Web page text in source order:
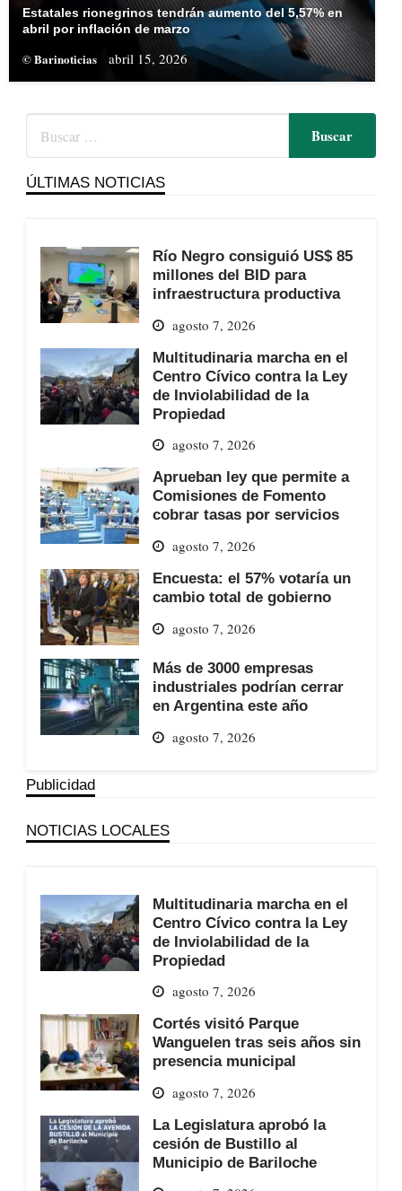
Estatales rionegrinos tendrán aumento del 5,57% en
abril por inflación de marzo
© Barinoticias abril 15, 2026
ÚLTIMAS NOTICIAS
Río Negro consiguió US$ 85
millones del BID para
infraestructura productiva
agosto 7, 2026
Multitudinaria marcha en el
Centro Cívico contra la Ley
de Inviolabilidad de la
Propiedad
agosto 7, 2026
Aprueban ley que permite a
Comisiones de Fomento
cobrar tasas por servicios
agosto 7, 2026
Encuesta: el 57% votaría un
cambio total de gobierno
agosto 7, 2026
Más de 3000 empresas
industriales podrían cerrar
en Argentina este año
agosto 7, 2026
Publicidad
NOTICIAS LOCALES
Multitudinaria marcha en el
Centro Cívico contra la Ley
de Inviolabilidad de la
Propiedad
agosto 7, 2026
Cortés visitó Parque
Wanguelen tras seis años sin
presencia municipal
agosto 7, 2026
La Legislatura aprobó la
cesión de Bustillo al
Municipio de Bariloche